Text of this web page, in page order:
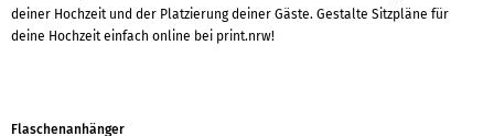
deiner Hochzeit und der Platzierung deiner Gäste. Gestalte Sitzpläne für
deine Hochzeit einfach online bei print.nrw!
Flaschenanhänger